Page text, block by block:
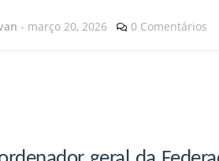
- março 20, 2026 0 Comentários